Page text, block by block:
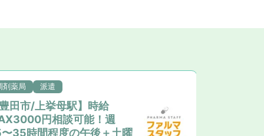
剤薬局 派遣
豊田市/上挙母駅】時給
円相談可能！週
35時間程度の午後＋土曜